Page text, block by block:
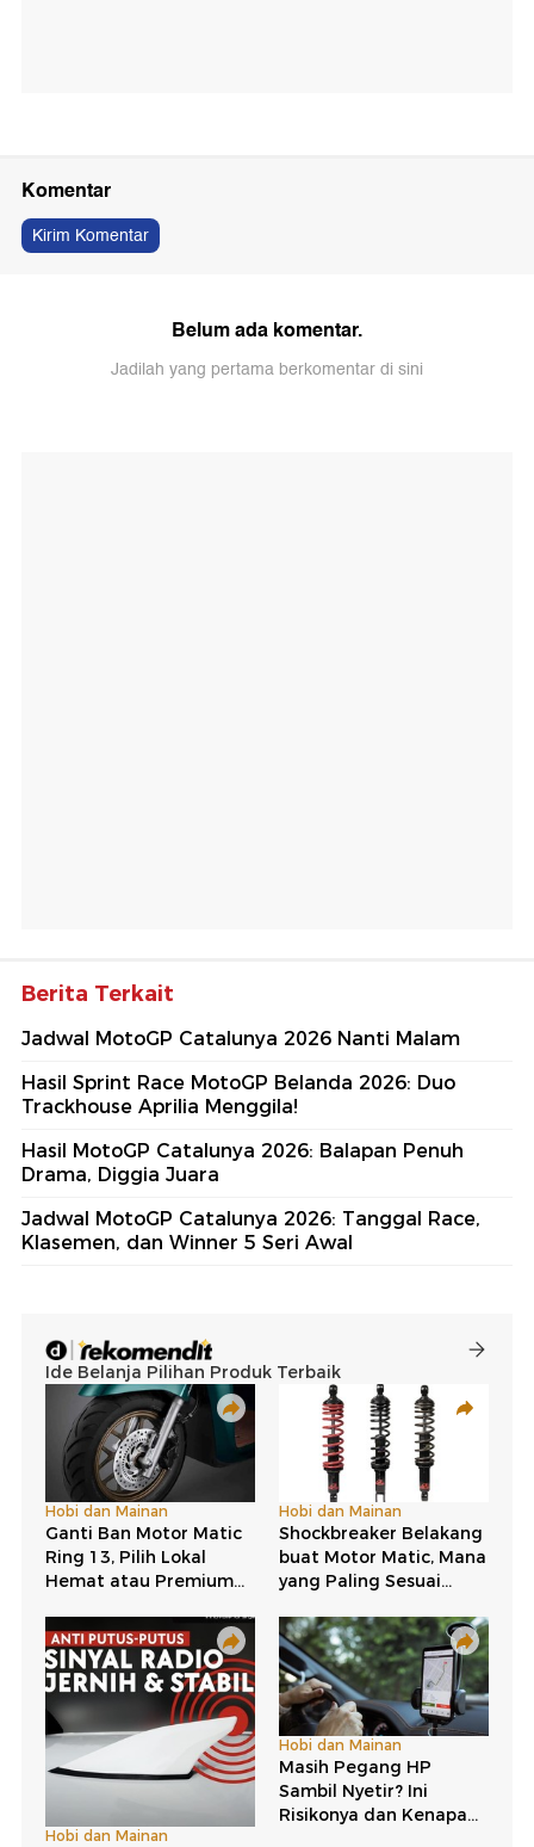
Komentar
Kirim Komentar
Belum ada komentar.
Jadilah yang pertama berkomentar di sini
Berita Terkait
Jadwal MotoGP Catalunya 2026 Nanti Malam
Hasil Sprint Race MotoGP Belanda 2026: Duo
Trackhouse Aprilia Menggila!
Hasil MotoGP Catalunya 2026: Balapan Penuh
Drama, Diggia Juara
Jadwal MotoGP Catalunya 2026: Tanggal Race,
Klasemen, dan Winner 5 Seri Awal